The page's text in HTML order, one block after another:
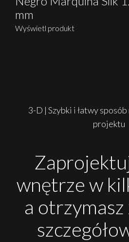
mm
Wyświetl produkt
3-D | Szybki i łatwy
projektu
wnętrze w
a otrzymasz